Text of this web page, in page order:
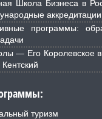
Школа Бизнеса в
программы:
— Его Королевское
туризм